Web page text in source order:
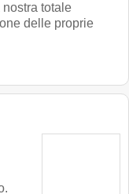
totale
delle proprie